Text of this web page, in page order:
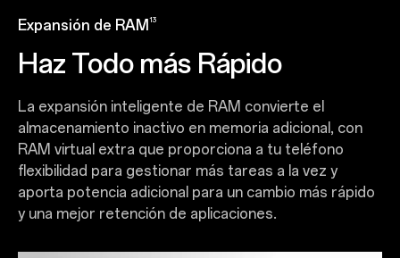
Expansión de RAM 13
Haz Todo más Rápido
La expansión inteligente de RAM convierte el
almacenamiento inactivo en memoria adicional, con
RAM virtual extra que proporciona a tu teléfono
flexibilidad para gestionar más tareas a la vez y
aporta potencia adicional para un cambio más rápido
y una mejor retención de aplicaciones.